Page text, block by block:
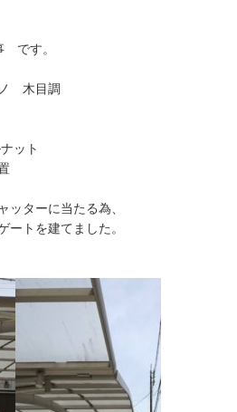
です。
木目調
ット
ッターに当たる為、
ートを建てました。